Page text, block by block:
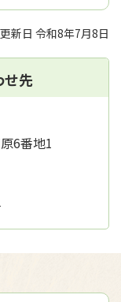
更新日 令和8年7月8日
せ先
6番地1